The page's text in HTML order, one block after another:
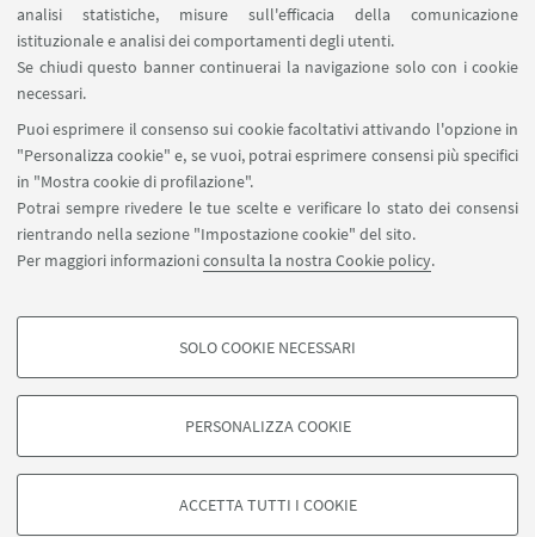
analisi statistiche, misure sull'efficacia della comunicazione
istituzionale e analisi dei comportamenti degli utenti.
Se chiudi questo banner continuerai la navigazione solo con i cookie
necessari.
Puoi esprimere il consenso sui cookie facoltativi attivando l'opzione in
"Personalizza cookie" e, se vuoi, potrai esprimere consensi più specifici
in "Mostra cookie di profilazione".
Potrai sempre rivedere le tue scelte e verificare lo stato dei consensi
rientrando nella sezione "Impostazione cookie" del sito.
Per maggiori informazioniconsulta la nostra Cookie policy.
COOKIE DI PROFILAZIONE - FACOLTATIVI
degli utenti, creare profili in base al loro comportamento sul sito, per analisi
di marketing.
SOLO COOKIE NECESSARI
PERSONALIZZA COOKIE
ACCETTA TUTTI I COOKIE
Contatti
Area riservata
SEGUI UNIBO SU:
APP:
©Copyright 2026 - ALMA MATER STUDIORUM - Università di
Bologna - Via Zamboni, 33 - 40126 Bologna - PI: 01131710376 - CF:
80007010376
Privacy
Note legali
Informazioni sul sito e accessibilità
Impostazioni Cookie